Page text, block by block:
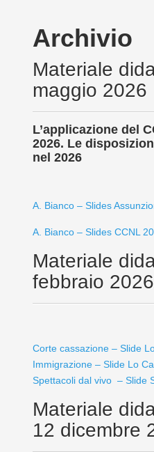
Archivio
Materiale
maggio 2026
L’applicazione del
2026. Le
nel 2026
A. Bianco – Slides
A. Bianco – Slides CCNL
Materiale
febbraio 2026
Corte cassazione – Slide
Immigrazione – Slide Lo
Spettacoli dal vivo – Slide
Materiale
12 dicembre